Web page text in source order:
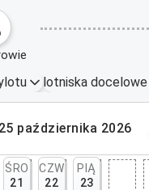
lotniska docelowe
października 2026
ŚRO
21
CZW
22
PIĄ
23